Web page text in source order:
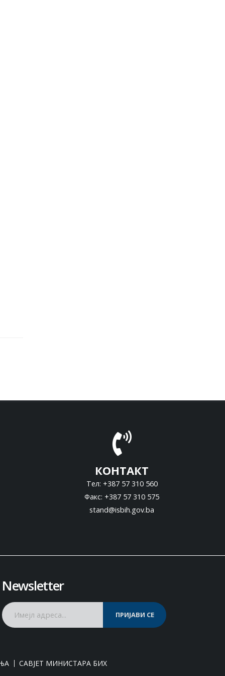
КОНТАКТ
Тел: +387 57 310 560
Факс: +387 57 310 575
stand@isbih.gov.ba
Newsletter
ПРИЈАВИ СЕ
САВЈЕТ МИНИСТАРА БИХ